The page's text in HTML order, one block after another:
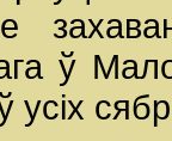
ў
усіх